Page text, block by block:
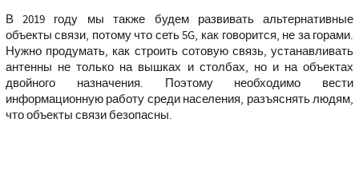
В 2019 году мы также будем развивать альтернативные
объекты связи, потому что сеть 5G, как говорится, не за горами.
Нужно продумать, как строить сотовую связь, устанавливать
антенны не только на вышках и столбах, но и на объектах
двойного назначения. Поэтому необходимо вести
информационную работу среди населения, разъяснять людям,
что объекты связи безопасны.